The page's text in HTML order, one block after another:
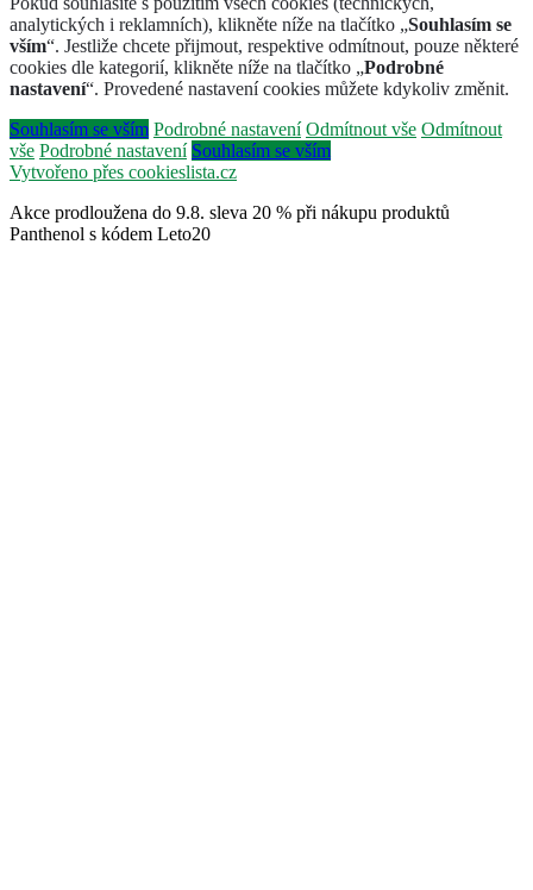
analytických i reklamních), klikněte níže na tlačítko „Souhlasím se
vším“. Jestliže chcete přijmout, respektive odmítnout, pouze některé
cookies dle kategorií, klikněte níže na tlačítko „Podrobné
nastavení“. Provedené nastavení cookies můžete kdykoliv změnit.
Souhlasím se vším Podrobné nastavení Odmítnout vše Odmítnout
vše Podrobné nastavení Souhlasím se vším
Vytvořeno přes cookieslista.cz
Akce prodloužena do 9.8. sleva 20 % při nákupu produktů
Panthenol s kódem Leto20